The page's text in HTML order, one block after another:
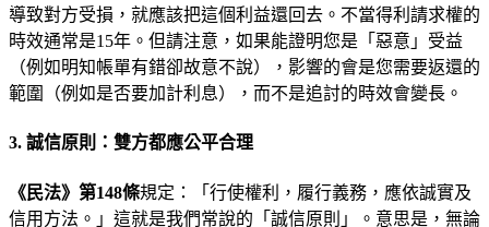
導致對方受損，就應該把這個利益還回去。不當得利請求權的
時效通常是15年。但請注意，如果能證明您是「惡意」受益
（例如明知帳單有錯卻故意不說），影響的會是您需要返還的
範圍（例如是否要加計利息），而不是追討的時效會變長。
3. 誠信原則：雙方都應公平合理
《民法》第148條規定：「行使權利，履行義務，應依誠實及
信用方法。」這就是我們常說的「誠信原則」。意思是，無論